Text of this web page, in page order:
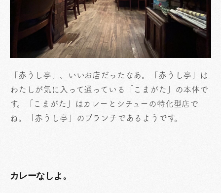
「赤うし亭」、いいお店だったなあ。「赤うし亭」は
わたしが気に入って通っている「こまがた」の本体で
す。「こまがた」はカレーとシチューの特化型店で
ね。「赤うし亭」のブランチであるようです。
カレーなしよ。